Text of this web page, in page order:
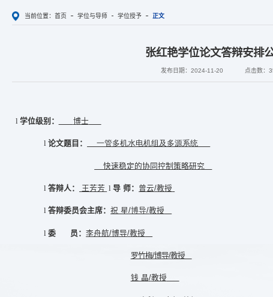
当前位置： 首页 学位与导师 学位授予 正文
张红艳学位论文答辩安排
发布日期：2024-11-20 点击数：
l 学位级别 ： 博士
l论文题目 ： 一管多机水电机组及多源系统
快速稳定的协同控制策略研究
l答辩人： 王芳芳 l导 师： 曾云/教授
l答辩委员会主席：祝 星/博导/教授
l委 员 ：李舟航/博导/教授
罗竹梅/博导/教授
钱 晶/教授